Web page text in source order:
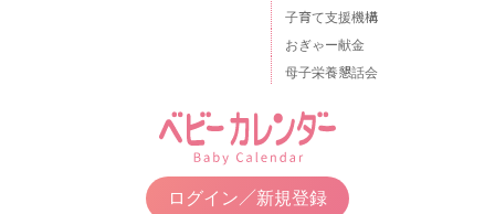
子育て支援機構
おぎゃー献金
母子栄養懇話会
ログイン／新規登録